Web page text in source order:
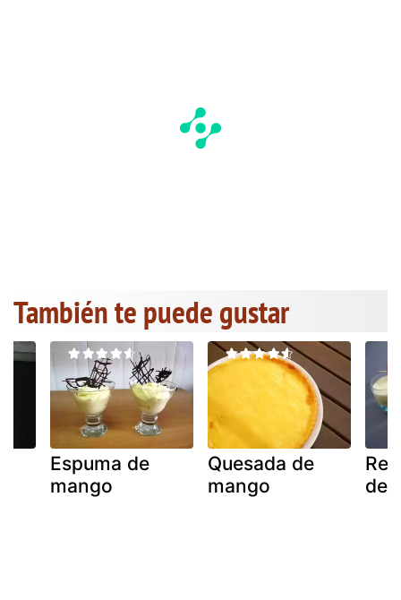
También te puede gustar
Espuma de
mango
Quesada de
mango
de